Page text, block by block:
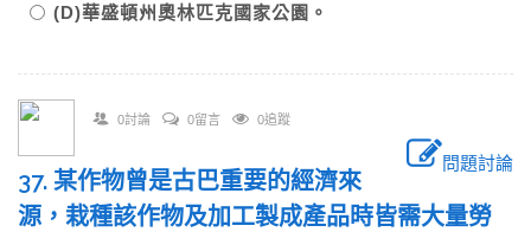
(D)華盛頓州奧林匹克國家公園。
0討論 0留言 0追蹤
問題討論
37. 某作物曾是古巴重要的經濟來
源，栽種該作物及加工製成產品時皆需大量勞